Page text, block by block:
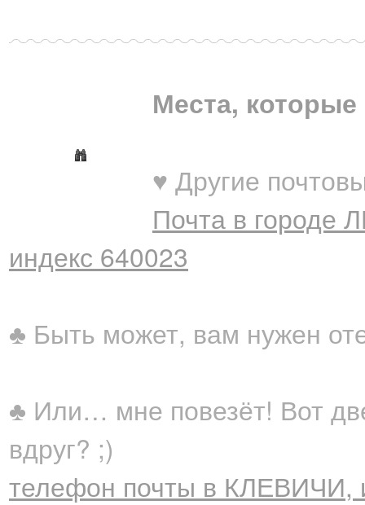
Места, которые
♥ Другие
Почта в городе
индекс 640023
♣ Быть может, вам нужен
♣ Или… мне повезёт! Вот
вдруг? ;)
телефон почты в КЛЕВИЧИ,